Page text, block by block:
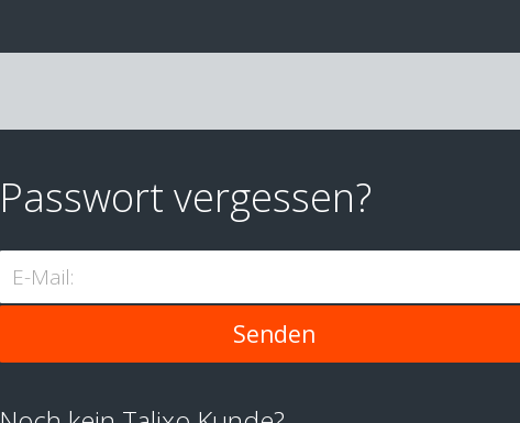
Passwort vergessen?
E-Mail: